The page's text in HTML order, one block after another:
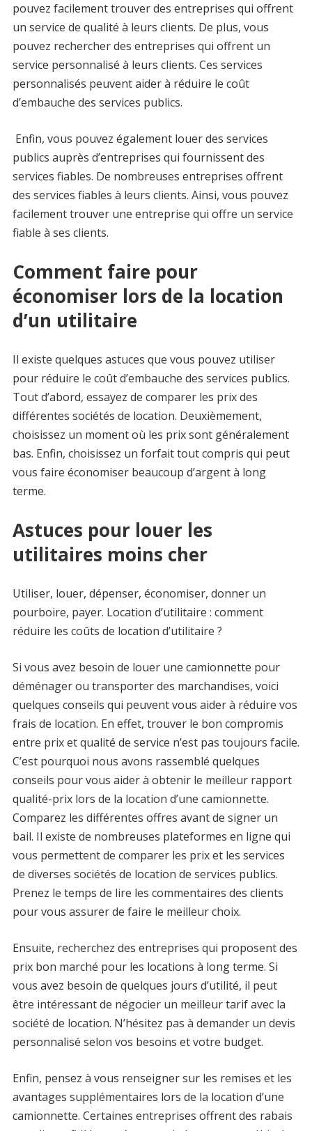
pouvez facilement trouver des entreprises qui offrent
un service de qualité à leurs clients. De plus, vous
pouvez rechercher des entreprises qui offrent un
service personnalisé à leurs clients. Ces services
personnalisés peuvent aider à réduire le coût
d’embauche des services publics.
Enfin, vous pouvez également louer des services
publics auprès d’entreprises qui fournissent des
services fiables. De nombreuses entreprises offrent
des services fiables à leurs clients. Ainsi, vous pouvez
facilement trouver une entreprise qui offre un service
fiable à ses clients.
Comment faire pour
économiser lors de la location
d’un utilitaire
Il existe quelques astuces que vous pouvez utiliser
pour réduire le coût d’embauche des services publics.
Tout d’abord, essayez de comparer les prix des
différentes sociétés de location. Deuxièmement,
choisissez un moment où les prix sont généralement
bas. Enfin, choisissez un forfait tout compris qui peut
vous faire économiser beaucoup d’argent à long
terme.
Astuces pour louer les
utilitaires moins cher
Utiliser, louer, dépenser, économiser, donner un
pourboire, payer. Location d’utilitaire : comment
réduire les coûts de location d’utilitaire ?
Si vous avez besoin de louer une camionnette pour
déménager ou transporter des marchandises, voici
quelques conseils qui peuvent vous aider à réduire vos
frais de location. En effet, trouver le bon compromis
entre prix et qualité de service n’est pas toujours facile.
C’est pourquoi nous avons rassemblé quelques
conseils pour vous aider à obtenir le meilleur rapport
qualité-prix lors de la location d’une camionnette.
Comparez les différentes offres avant de signer un
bail. Il existe de nombreuses plateformes en ligne qui
vous permettent de comparer les prix et les services
de diverses sociétés de location de services publics.
Prenez le temps de lire les commentaires des clients
pour vous assurer de faire le meilleur choix.
Ensuite, recherchez des entreprises qui proposent des
prix bon marché pour les locations à long terme. Si
vous avez besoin de quelques jours d’utilité, il peut
être intéressant de négocier un meilleur tarif avec la
société de location. N’hésitez pas à demander un devis
personnalisé selon vos besoins et votre budget.
Enfin, pensez à vous renseigner sur les remises et les
avantages supplémentaires lors de la location d’une
camionnette. Certaines entreprises offrent des rabais